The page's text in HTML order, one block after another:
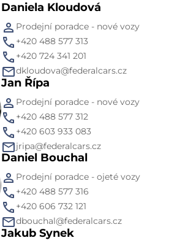
Daniela Kloudová
Prodejní poradce - nové vozy
+420 488 577 313
+420 724 341 201
dkloudova@federalcars.cz
Jan Řípa
Prodejní poradce - nové vozy
+420 488 577 312
+420 603 933 083
jripa@federalcars.cz
Daniel Bouchal
Prodejní poradce - ojeté vozy
+420 488 577 316
+420 606 732 121
dbouchal@federalcars.cz
Jakub Synek